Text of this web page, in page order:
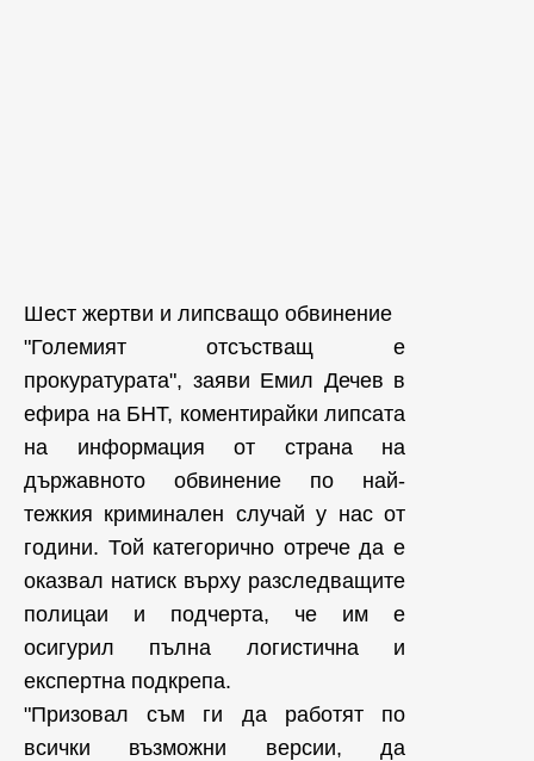
Шест жертви и липсващо обвинение
"Големият отсъстващ е
прокуратурата", заяви Емил Дечев в
ефира на БНТ, коментирайки липсата
на информация от страна на
държавното обвинение по най-
тежкия криминален случай у нас от
години. Той категорично отрече да е
оказвал натиск върху разследващите
полицаи и подчерта, че им е
осигурил пълна логистична и
експертна подкрепа.
"Призовал съм ги да работят по
всички възможни версии, да